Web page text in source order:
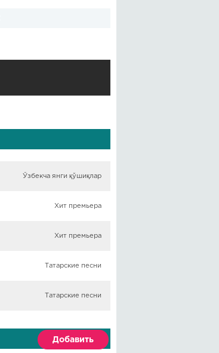
Ўзбекча янги қўшиқлар
Хит премьера
Хит премьера
Татарские песни
Татарские песни
Добавить